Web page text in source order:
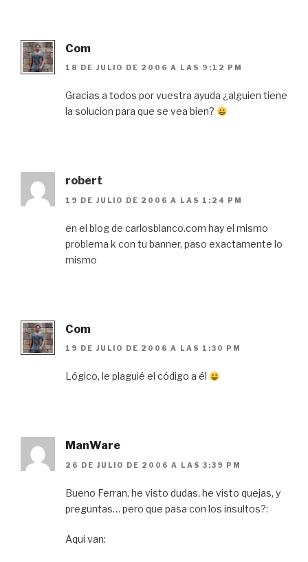
Com
18 DE JULIO DE 2006 A LAS 9:12 PM
Gracias a todos por vuestra ayuda ¿alguien tiene
la solucion para que se vea bien?
robert
19 DE JULIO DE 2006 A LAS 1:24 PM
en el blog de carlosblanco.com hay el mismo
problema k con tu banner, paso exactamente lo
mismo
Com
19 DE JULIO DE 2006 A LAS 1:30 PM
Lógico, le plaguié el código a él
ManWare
26 DE JULIO DE 2006 A LAS 3:39 PM
Bueno Ferran, he visto dudas, he visto quejas, y
preguntas… pero que pasa con los insultos?:
Aqui van: